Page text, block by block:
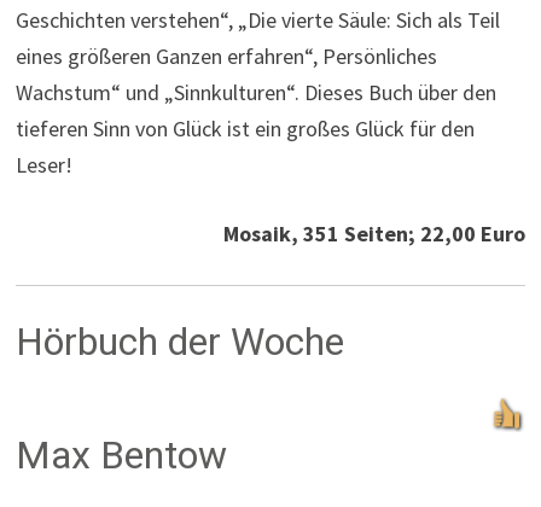
Geschichten verstehen“, „Die vierte Säule: Sich als Teil
eines größeren Ganzen erfahren“, Persönliches
Wachstum“ und „Sinnkulturen“. Dieses Buch über den
tieferen Sinn von Glück ist ein großes Glück für den
Leser!
Mosaik, 351 Seiten; 22,00 Euro
Hörbuch der Woche
Max Bentow